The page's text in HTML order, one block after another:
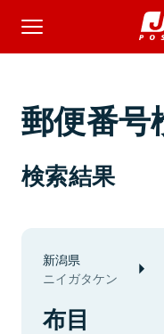
郵便番号
検索結果
新潟県
ニイガタケン
布目